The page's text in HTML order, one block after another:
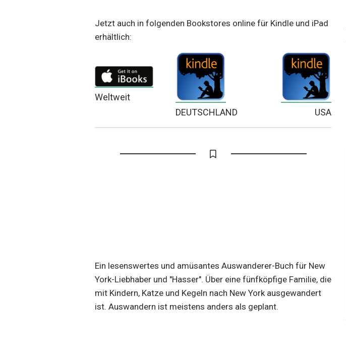
Jetzt auch in folgenden Bookstores online für Kindle und iPad
erhältlich:
Weltweit
DEUTSCHLAND
USA
Ein lesenswertes und amüsantes Auswanderer-Buch für New
York-Liebhaber und "Hasser". Über eine fünfköpfige Familie, die
mit Kindern, Katze und Kegeln nach New York ausgewandert
ist. Auswandern ist meistens anders als geplant.